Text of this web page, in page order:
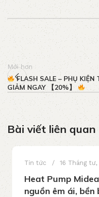
Mới hơn
FLASH SALE – PHỤ KIỆN
GIẢM NGAY 【20%】
Bài viết liên quan
Tin tức 16 Tháng tư,
Heat Pump
nguồn êm ái,